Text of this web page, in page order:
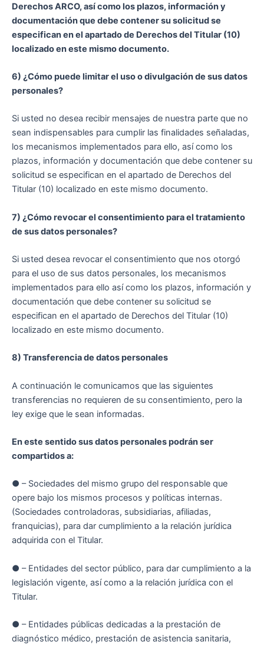
Derechos ARCO, así como los plazos, información y
documentación que debe contener su solicitud se
especifican en el apartado de Derechos del Titular (10)
localizado en este mismo documento.
6) ¿Cómo puede limitar el uso o divulgación de sus datos
personales?
Si usted no desea recibir mensajes de nuestra parte que no
sean indispensables para cumplir las finalidades señaladas,
los mecanismos implementados para ello, así como los
plazos, información y documentación que debe contener su
solicitud se especifican en el apartado de Derechos del
Titular (10) localizado en este mismo documento.
7) ¿Cómo revocar el consentimiento para el tratamiento
de sus datos personales?
Si usted desea revocar el consentimiento que nos otorgó
para el uso de sus datos personales, los mecanismos
implementados para ello así como los plazos, información y
documentación que debe contener su solicitud se
especifican en el apartado de Derechos del Titular (10)
localizado en este mismo documento.
8) Transferencia de datos personales
A continuación le comunicamos que las siguientes
transferencias no requieren de su consentimiento, pero la
ley exige que le sean informadas.
En este sentido sus datos personales podrán ser
compartidos a:
● – Sociedades del mismo grupo del responsable que
opere bajo los mismos procesos y políticas internas.
(Sociedades controladoras, subsidiarias, afiliadas,
franquicias), para dar cumplimiento a la relación jurídica
adquirida con el Titular.
● – Entidades del sector público, para dar cumplimiento a la
legislación vigente, así como a la relación jurídica con el
Titular.
● – Entidades públicas dedicadas a la prestación de
diagnóstico médico, prestación de asistencia sanitaria,